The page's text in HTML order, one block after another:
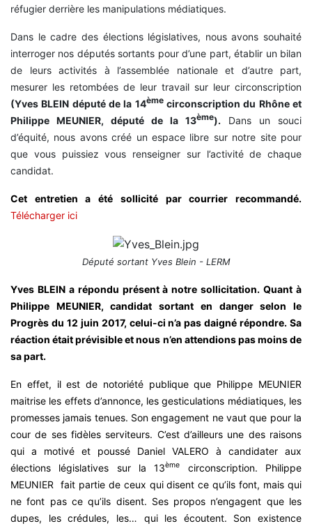
réfugier derrière les manipulations médiatiques.
Dans le cadre des élections législatives, nous avons souhaité
interroger nos députés sortants pour d’une part, établir un bilan
de leurs activités à l’assemblée nationale et d’autre part,
mesurer les retombées de leur travail sur leur circonscription
(Yves BLEIN député de la 14èmecirconscription du Rhône et
Philippe MEUNIER, député de la 13ème). Dans un souci
d’équité, nous avons créé un espace libre sur notre site pour
que vous puissiez vous renseigner sur l’activité de chaque
candidat.
Cet entretien a été sollicité par courrier recommandé.
Télécharger ici
Député sortant Yves Blein - LERM
Yves BLEIN a répondu présent à notre sollicitation. Quant à
Philippe MEUNIER, candidat sortant en danger selon le
Progrès du 12 juin 2017, celui-ci n’a pas daigné répondre. Sa
réaction était prévisible et nous n’en attendions pas moins de
sa part.
En effet, il est de notoriété publique que Philippe MEUNIER
maitrise les effets d’annonce, les gesticulations médiatiques, les
promesses jamais tenues. Son engagement ne vaut que pour la
cour de ses fidèles serviteurs. C’est d’ailleurs une des raisons
qui a motivé et poussé Daniel VALERO à candidater aux
élections législatives sur la 13ème
circonscription. Philippe
MEUNIER fait partie de ceux qui disent ce qu’ils font, mais qui
ne font pas ce qu’ils disent. Ses propos n’engagent que les
dupes, les crédules, les… qui les écoutent. Son existence